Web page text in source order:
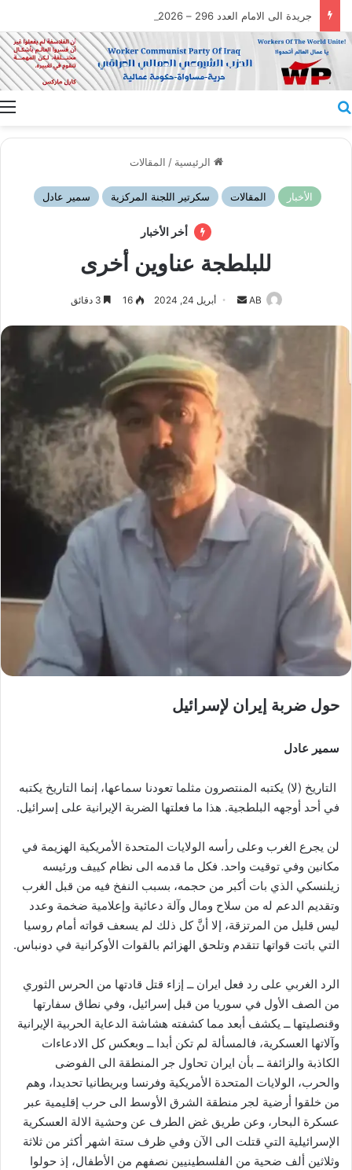
جريدة الى الامام العدد 296 – 28/07/2026
الرئيسية / المقالات
الأخبار المقالات سكرتير اللجنة المركزية سمير عادل
أخر الأخبار
للبلطجة عناوين أخرى
AB
أرسل
إلكترونيا
أبريل 24, 2024 16
حول ضربة إيران لإسرائيل
سمير عادل
التاريخ (لا) يكتبه المنتصرون مثلما تعودنا سماعها، إنما التاريخ يكتبه
في أحد أوجهه البلطجية. هذا ما فعلتها الضربة الإيرانية على إسرائيل.
لن يجرع الغرب وعلى رأسه الولايات المتحدة الأمريكية الهزيمة في
مكانين وفي توقيت واحد. فكل ما قدمه الى نظام كييف ورئيسه
زيلنسكي الذي بات أكبر من حجمه، بسبب النفخ فيه من قبل الغرب
وتقديم الدعم له من سلاح ومال وآلة دعائية وإعلامية ضخمة وعدد
ليس قليل من المرتزقة، إلا أنَّ كل ذلك لم يسعف قواته أمام روسيا
التي باتت قواتها تتقدم وتلحق الهزائم بالقوات الأوكرانية في دونباس.
الرد الغربي على رد فعل ايران ــ إزاء قتل قادتها من الحرس الثوري
من الصف الأول في سوريا من قبل إسرائيل، وفي نطاق سفارتها
وقنصليتها ــ يكشف أبعد مما كشفته هشاشة الدعاية الحربية الإيرانية
وآلاتها العسكرية، فالمسألة لم تكن أبدا ــ وبعكس كل الادعاءات
الكاذبة والزائفة ــ بأن ايران تحاول جر المنطقة الى الفوضى
والحرب، الولايات المتحدة الأمريكية وفرنسا وبريطانيا تحديدا، وهم
من خلقوا أرضية لجر منطقة الشرق الأوسط الى حرب إقليمية عبر
عسكرة البحار، وعن طريق غض الطرف عن وحشية الالة العسكرية
الإسرائيلية التي قتلت الى الآن وفي ظرف ستة اشهر أكثر من ثلاثة
وثلاثين ألف ضحية من الفلسطينيين نصفهم من الأطفال، إذ حولوا